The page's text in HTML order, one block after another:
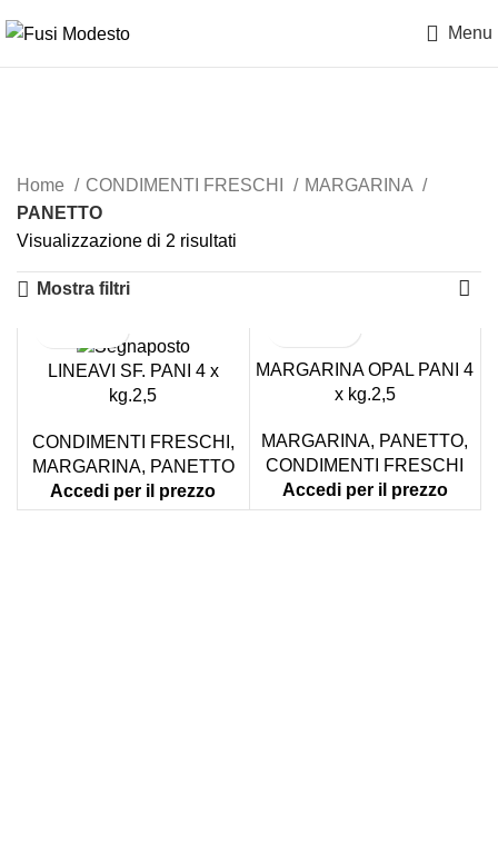
Menu
Home CONDIMENTI FRESCHI
MARGARINA
PANETTO
Visualizzazione di 2 risultati
Mostra filtri
LINEAVI SF. PANI 4 x
kg.2,5
CONDIMENTI FRESCHI ,
MARGARINA, PANETTO
Accedi per il prezzo
MARGARINA OPAL PANI 4
x kg.2,5
MARGARINA, PANETTO,
CONDIMENTI FRESCHI
Accedi per il prezzo